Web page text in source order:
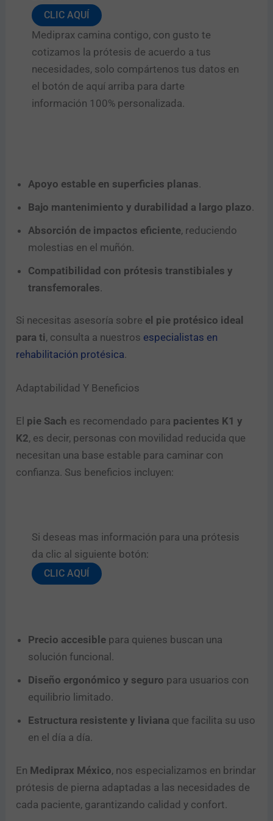
CLIC AQUÍ
Mediprax camina contigo, con gusto te
cotizamos la prótesis de acuerdo a tus
necesidades, solo compártenos tus datos en
el botón de aquí arriba para darte
información 100% personalizada.
Apoyo estable en superficies planas.
Bajo mantenimiento y durabilidad a largo plazo.
Absorción de impactos eficiente, reduciendo
molestias en el muñón.
Compatibilidad con prótesis transtibiales y
transfemorales.
Si necesitas asesoría sobre el pie protésico ideal
para ti, consulta a nuestros especialistas en
rehabilitación protésica.
Adaptabilidad Y Beneficios
El pie Sach es recomendado para pacientes K1 y
K2, es decir, personas con movilidad reducida que
necesitan una base estable para caminar con
confianza. Sus beneficios incluyen:
Si deseas mas información para una prótesis
da clic al siguiente botón:​
CLIC AQUÍ
Precio accesible para quienes buscan una
solución funcional.
Diseño ergonómico y seguro para usuarios con
equilibrio limitado.
Estructura resistente y liviana que facilita su uso
en el día a día.
En Mediprax México, nos especializamos en brindar
prótesis de pierna adaptadas a las necesidades de
cada paciente, garantizando calidad y confort.